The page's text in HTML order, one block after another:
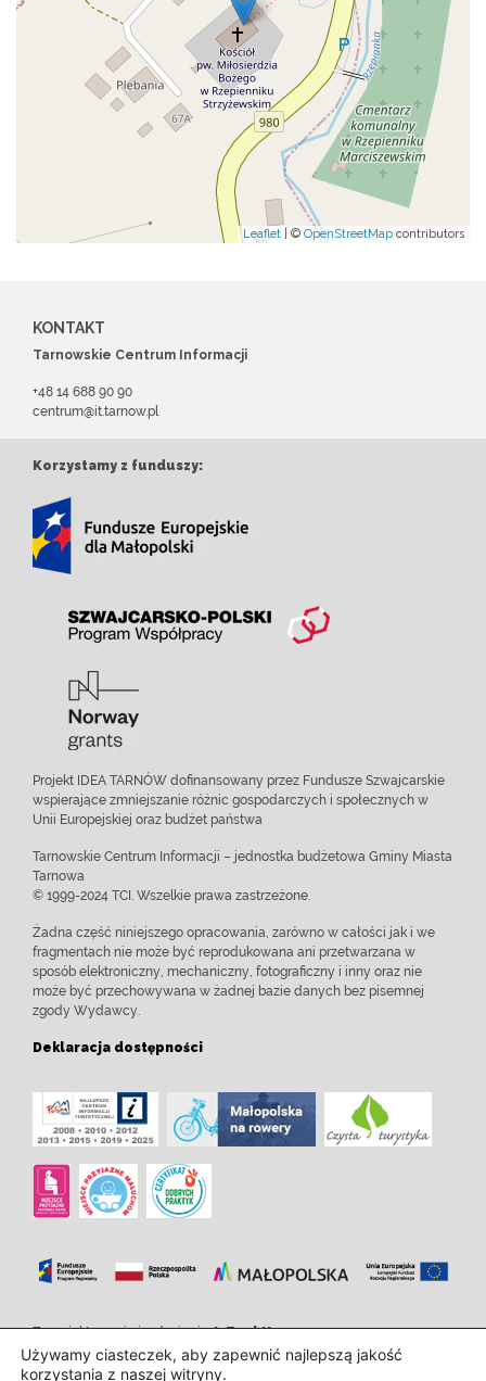
Leaflet | © OpenStreetMap contributors
KONTAKT
Tarnowskie Centrum Informacji
+48 14 688 90 90
centrum@it.tarnow.pl
Korzystamy z funduszy:
Projekt IDEA TARNÓW dofinansowany przez Fundusze Szwajcarskie
wspierające zmniejszanie różnic gospodarczych i społecznych w
Unii Europejskiej oraz budżet państwa
Tarnowskie Centrum Informacji – jednostka budżetowa Gminy Miasta
Tarnowa
© 1999-2024 TCI. Wszelkie prawa zastrzeżone.
Żadna część niniejszego opracowania, zarówno w całości jak i we
fragmentach nie może być reprodukowana ani przetwarzana w
sposób elektroniczny, mechaniczny, fotograficzny i inny oraz nie
może być przechowywana w żadnej bazie danych bez pisemnej
zgody Wydawcy.
Deklaracja dostępności
Zaprojektowanie i wdrożenie:InTechHouse.com
Używamy ciasteczek, aby zapewnić najlepszą jakość
korzystania z naszej witryny.